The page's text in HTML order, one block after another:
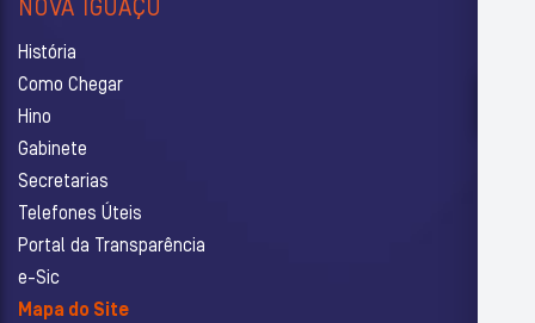
NOVA IGUAÇU
História
Como Chegar
Hino
Gabinete
Secretarias
Telefones Úteis
Portal da Transparência
e-Sic
Mapa do Site